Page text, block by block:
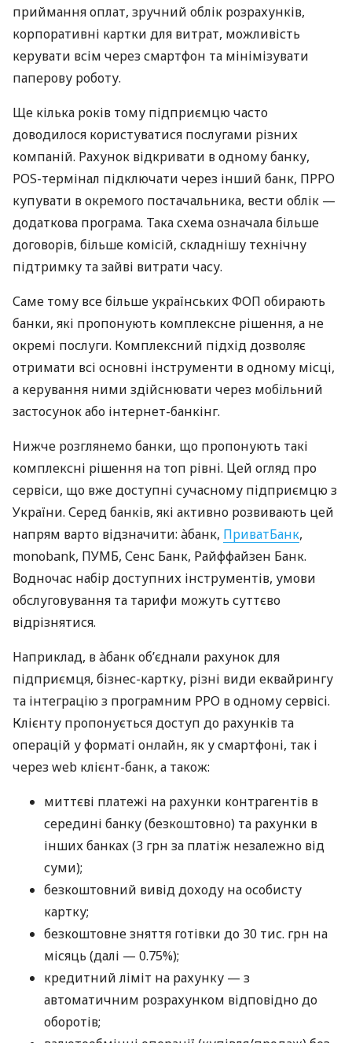
приймання оплат, зручний облік розрахунків,
корпоративні картки для витрат, можливість
керувати всім через смартфон та мінімізувати
паперову роботу.
Ще кілька років тому підприємцю часто
доводилося користуватися послугами різних
компаній. Рахунок відкривати в одному банку,
POS-термінал підключати через інший банк, ПРРО
купувати в окремого постачальника, вести облік —
додаткова програма. Така схема означала більше
договорів, більше комісій, складнішу технічну
підтримку та зайві витрати часу.
Саме тому все більше українських ФОП обирають
банки, які пропонують комплексне рішення, а не
окремі послуги. Комплексний підхід дозволяє
отримати всі основні інструменти в одному місці,
а керування ними здійснювати через мобільний
застосунок або інтернет-банкінг.
Нижче розглянемо банки, що пропонують такі
комплексні рішення на топ рівні. Цей огляд про
сервіси, що вже доступні сучасному підприємцю з
України. Серед банків, які активно розвивають цей
напрям варто відзначити: àбанк, ПриватБанк,
monobank, ПУМБ, Сенс Банк, Райффайзен Банк.
Водночас набір доступних інструментів, умови
обслуговування та тарифи можуть суттєво
відрізнятися.
Наприклад, в àбанк об’єднали рахунок для
підприємця, бізнес-картку, різні види еквайрингу
та інтеграцію з програмним РРО в одному сервісі.
Клієнту пропонується доступ до рахунків та
операцій у форматі онлайн, як у смартфоні, так і
через web клієнт-банк, а також:
миттєві платежі на рахунки контрагентів в
середині банку (безкоштовно) та рахунки в
інших банках (3 грн за платіж незалежно від
суми);
безкоштовний вивід доходу на особисту
картку;
безкоштовне зняття готівки до 30 тис. грн на
місяць (далі — 0.75%);
кредитний ліміт на рахунку — з
автоматичним розрахунком відповідно до
оборотів;